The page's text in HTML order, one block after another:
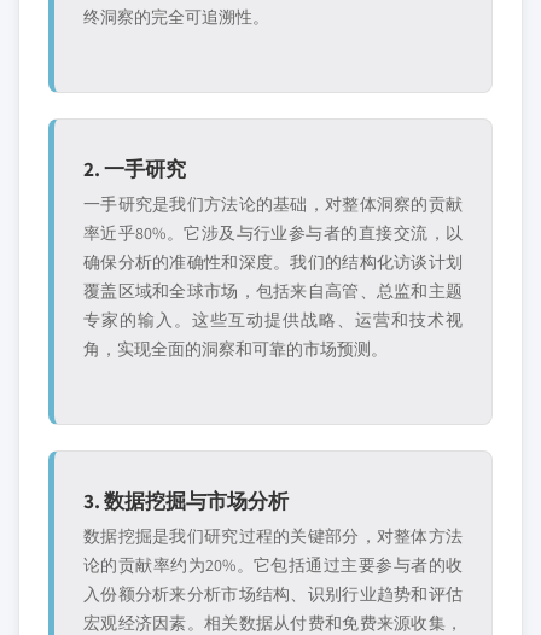
终洞察的完全可追溯性。
2. 一手研究
一手研究是我们方法论的基础，对整体洞察的贡献
率近乎80%。它涉及与行业参与者的直接交流，以
确保分析的准确性和深度。我们的结构化访谈计划
覆盖区域和全球市场，包括来自高管、总监和主题
专家的输入。这些互动提供战略、运营和技术视
角，实现全面的洞察和可靠的市场预测。
3. 数据挖掘与市场分析
数据挖掘是我们研究过程的关键部分，对整体方法
论的贡献率约为20%。它包括通过主要参与者的收
入份额分析来分析市场结构、识别行业趋势和评估
宏观经济因素。相关数据从付费和免费来源收集，